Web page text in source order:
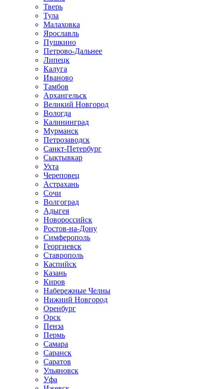
Тверь
Тула
Малаховка
Ярославль
Пушкино
Петрово-Дальнее
Липецк
Калуга
Иваново
Тамбов
Архангельск
Великий Новгород
Вологда
Калининград
Мурманск
Петрозаводск
Санкт-Петербург
Сыктывкар
Ухта
Череповец
Астрахань
Сочи
Волгоград
Адыгея
Новороссийск
Ростов-на-Дону
Симферополь
Георгиевск
Ставрополь
Каспийск
Казань
Киров
Набережные Челны
Нижний Новгород
Оренбург
Орск
Пенза
Пермь
Самара
Саранск
Саратов
Ульяновск
Уфа